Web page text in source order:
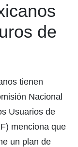
de
tienen
Nacional
Usuarios de
menciona que
un plan de